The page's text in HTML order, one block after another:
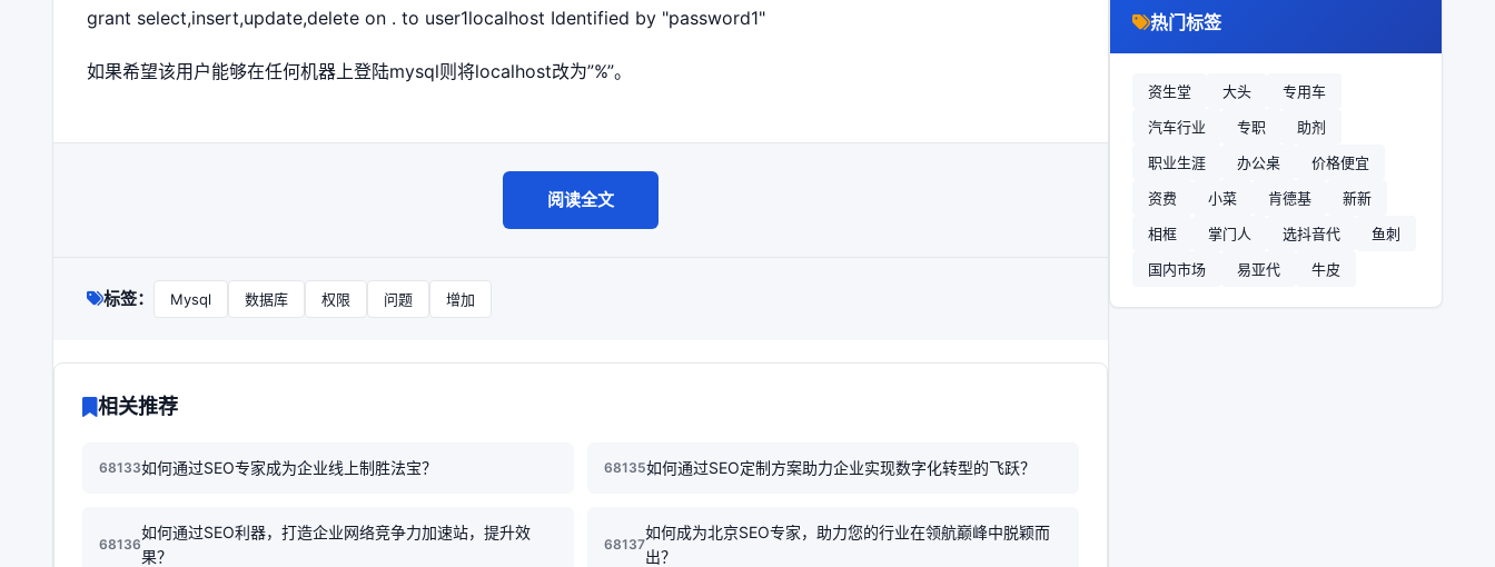
grant select,insert,update,delete on . to user1localhost Identified by "password1"
如果希望该用户能够在任何机器上登陆mysql则将localhost改为”%”。
阅读全文
标签： Mysql 数据库 权限 问题 增加
相关推荐
68133如何通过SEO专家成为企业线上制胜法宝？ 68135如何通过SEO定制方案助力企业实现数字化转型的飞跃？
68136
如何通过SEO利器，打造企业网络竞争力加速站，提升效
果？
68137
如何成为北京SEO专家，助力您的行业在领航巅峰中脱颖而
出？
热门标签
资生堂 大头
专用车
汽车行业
专职
助剂
职业生涯
办公桌
价格便宜
资费
小菜 肯德基
新新
相框
掌门人 选抖音代
鱼刺
国内市场
易亚代 牛皮